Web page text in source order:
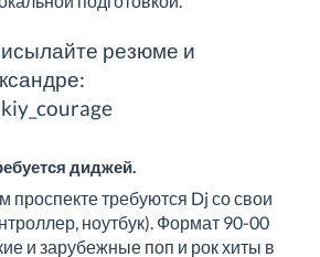
резюме и
диджей.
проспекте требуются Dj со свои
ноутбук). Формат 90-00
и зарубежные поп и рок хиты в